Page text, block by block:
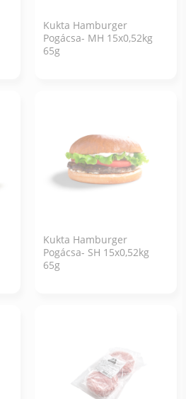
Kukta Hamburger
Pogácsa- MH 15x0,52kg
65g
Kukta Hamburger
Pogácsa- SH 15x0,52kg
65g